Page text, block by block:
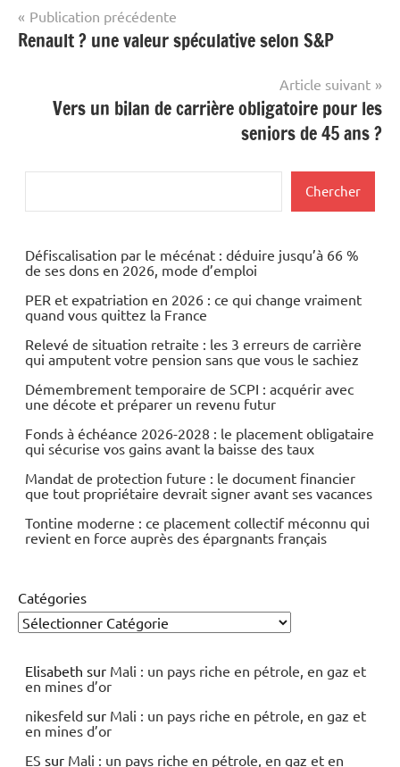
Navigation
de
Publication précédente
Renault ? une valeur spéculative selon S&P
Article suivant
Vers un bilan de carrière obligatoire pour les
seniors de 45 ans ?
Chercher
Défiscalisation par le mécénat : déduire jusqu’à 66 %
de ses dons en 2026, mode d’emploi
PER et expatriation en 2026 : ce qui change vraiment
quand vous quittez la France
Relevé de situation retraite : les 3 erreurs de carrière
qui amputent votre pension sans que vous le sachiez
Démembrement temporaire de SCPI : acquérir avec
une décote et préparer un revenu futur
Fonds à échéance 2026-2028 : le placement obligataire
qui sécurise vos gains avant la baisse des taux
Mandat de protection future : le document financier
que tout propriétaire devrait signer avant ses vacances
Tontine moderne : ce placement collectif méconnu qui
revient en force auprès des épargnants français
Catégories
Elisabeth sur Mali : un pays riche en pétrole, en gaz et
en mines d’or
nikesfeld sur Mali : un pays riche en pétrole, en gaz et
en mines d’or
ES sur Mali : un pays riche en pétrole, en gaz et en